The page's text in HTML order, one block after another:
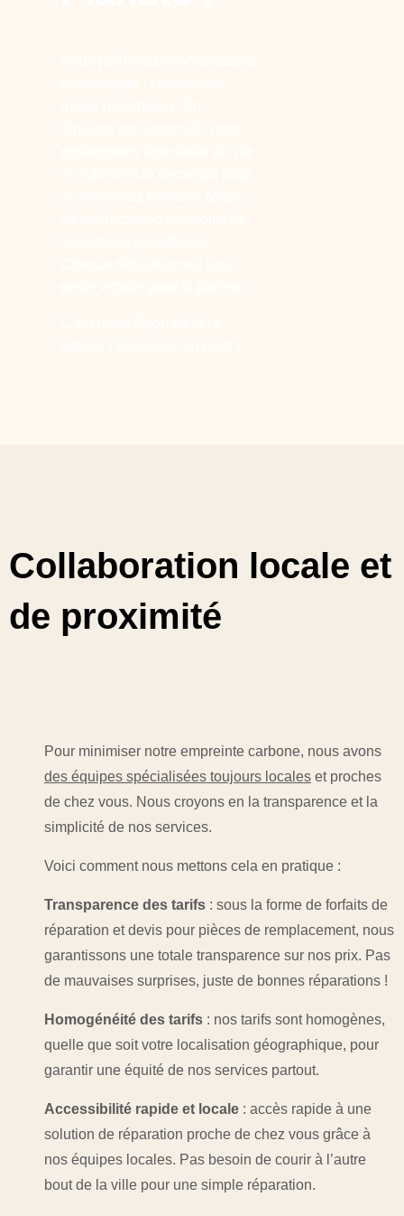
Collaboration locale et
de proximité
Pour minimiser notre empreinte carbone, nous avons
des équipes spécialisées toujours locales et proches
de chez vous. Nous croyons en la transparence et la
simplicité de nos services.
Voici comment nous mettons cela en pratique :
Transparence des tarifs : sous la forme de forfaits de
réparation et devis pour pièces de remplacement, nous
garantissons une totale transparence sur nos prix. Pas
de mauvaises surprises, juste de bonnes réparations !
Homogénéité des tarifs : nos tarifs sont homogènes,
quelle que soit votre localisation géographique, pour
garantir une équité de nos services partout.
Accessibilité rapide et locale : accès rapide à une
solution de réparation proche de chez vous grâce à
nos équipes locales. Pas besoin de courir à l’autre
bout de la ville pour une simple réparation.